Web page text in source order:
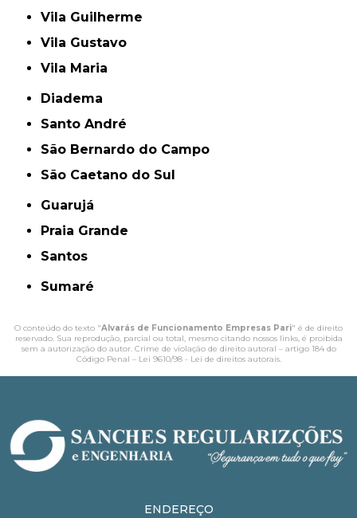
Vila Guilherme
Vila Gustavo
Vila Maria
Diadema
Santo André
São Bernardo do Campo
São Caetano do Sul
Guarujá
Praia Grande
Santos
Sumaré
O conteúdo do texto "Alvarás de Funcionamento Empresas Pari" é de direito
reservado. Sua reprodução, parcial ou total, mesmo citando nossos links, é proibida
sem a autorização do autor. Crime de violação de direito autoral – artigo 184 do
Código Penal – Lei 9610/98 - Lei de direitos autorais.
ENDEREÇO